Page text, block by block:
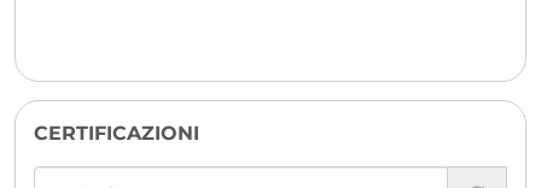
CERTIFICAZIONI